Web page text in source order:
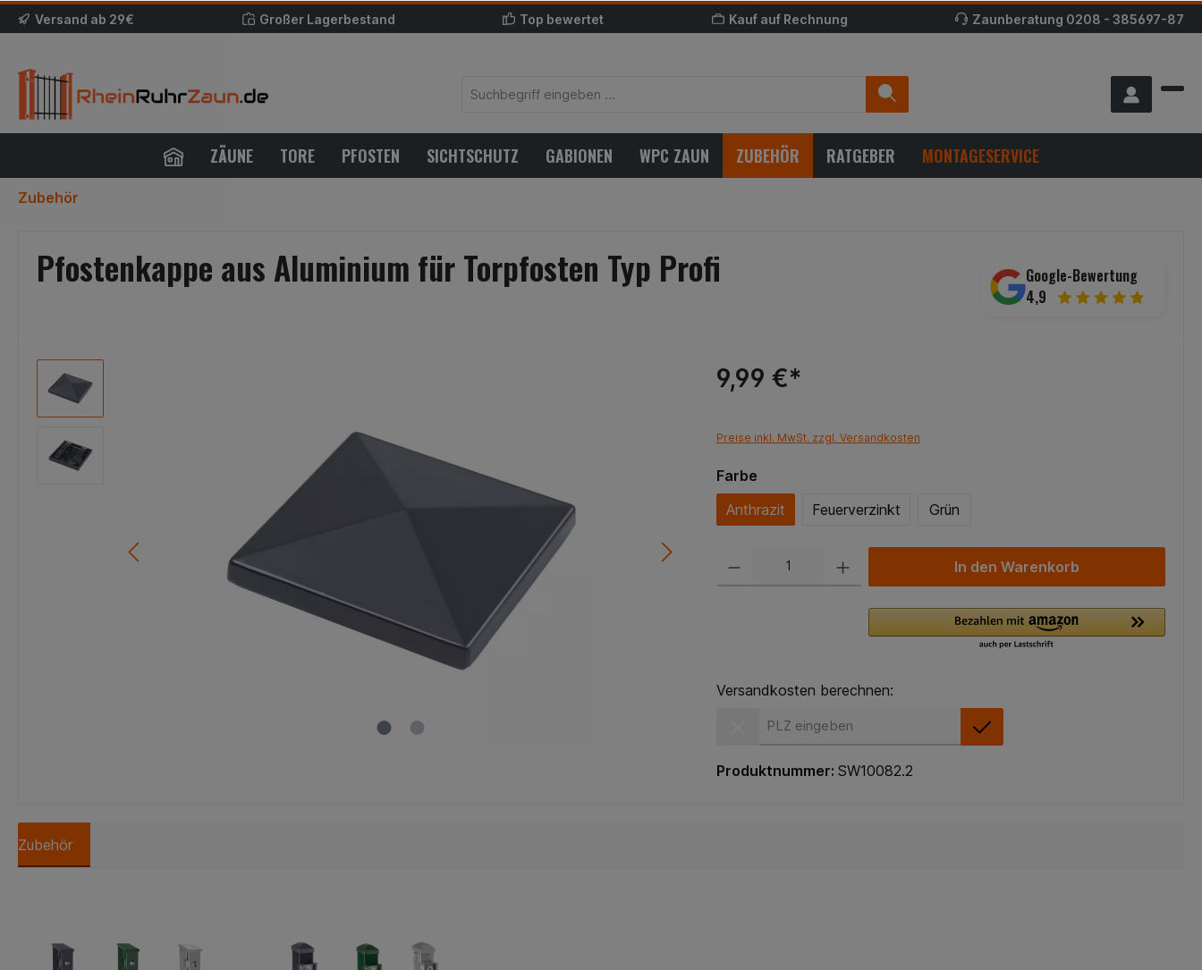
Versand ab 29€ Großer Lagerbestand Top bewertet Kauf auf Rechnung Zaunberatung 0208 - 385697-87
ZÄUNE TORE PFOSTEN SICHTSCHUTZ GABIONEN WPC ZAUN ZUBEHÖR RATGEBER MONTAGESERVICE
Zubehör
Pfostenkappe aus Aluminium für Torpfosten Typ Profi
Google-Bewertung
4,9
9,99 €*
Preise inkl. MwSt. zzgl. Versandkosten
Farbe
Anthrazit
Feuerverzinkt Grün
In den Warenkorb
Versandkosten berechnen:
Versandkosten berechnen:
Produktnummer: SW10082.2
Zubehör